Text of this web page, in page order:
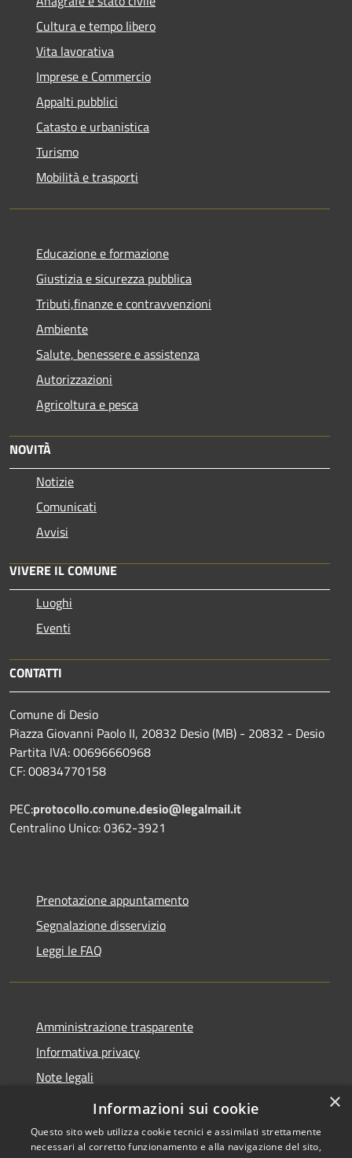
Cultura e tempo libero
Vita lavorativa
Imprese e Commercio
Appalti pubblici
Catasto e urbanistica
Turismo
Mobilità e trasporti
Educazione e formazione
Giustizia e sicurezza pubblica
Tributi,finanze e contravvenzioni
Ambiente
Salute, benessere e assistenza
Autorizzazioni
Agricoltura e pesca
NOVITÀ
Notizie
Comunicati
Avvisi
VIVERE IL COMUNE
Luoghi
Eventi
CONTATTI
Comune di Desio
Piazza Giovanni Paolo II, 20832 Desio (MB) - 20832 - Desio
Partita IVA: 00696660968
CF: 00834770158
PEC:protocollo.comune.desio@legalmail.it
Centralino Unico: 0362-3921
Prenotazione appuntamento
Segnalazione disservizio
Leggi le FAQ
Amministrazione trasparente
Informativa privacy
Note legali
Dichiarazione di accessibilità
×
Informazioni sui cookie
Questo sito web utilizza cookie tecnici e assimilati strettamente
necessari al corretto funzionamento e alla navigazione del sito,